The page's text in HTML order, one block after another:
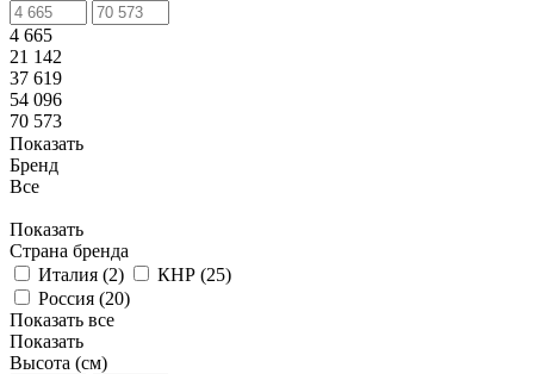
4 665
21 142
37 619
54 096
70 573
Показать
Бренд
Все
Показать
Страна бренда
Италия (2) КНР (25)
Россия (20)
Показать все
Показать
Высота (см)